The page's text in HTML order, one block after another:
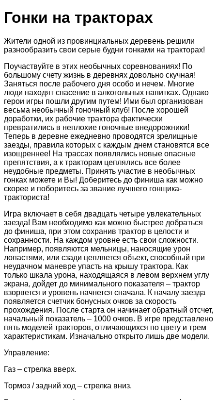
Гонки на тракторах
Жители одной из провинциальных деревень решили
разнообразить свои серые будни гонками на тракторах!
Поучаствуйте в этих необычных соревнованиях! По
большому счету жизнь в деревнях довольно скучная!
Заняться после рабочего дня особо и нечем. Многие
люди находят спасение в алкогольных напитках. Однако
герои игры пошли другим путем! Ими был организован
весьма необычный гоночный клуб! После хорошей
доработки, их рабочие трактора фактически
превратились в неплохие гоночные внедорожники!
Теперь в деревне ежедневно проводятся зрелищные
заезды, правила которых с каждым днем становятся все
изощреннее! На трассах появлялись новые опасные
препятствия, а к тракторам цеплялись все более
неудобные предметы. Принять участие в необычных
гонках можете и Вы! Доберитесь до финиша как можно
скорее и поборитесь за звание лучшего гонщика-
тракториста!
Игра включает в себя двадцать четыре увлекательных
заезда! Вам необходимо как можно быстрее добраться
до финиша, при этом сохранив трактор в целости и
сохранности. На каждом уровне есть свои сложности.
Например, появляются мельницы, наносящие урон
лопастями, или сзади цепляется объект, способный при
неудачном маневре упасть на крышу трактора. Как
только шкала урона, находящаяся в левом верхнем углу
экрана, дойдет до минимального показателя – трактор
взорвется и уровень начнется сначала. К началу заезда
появляется счетчик бонусных очков за скорость
прохождения. После старта он начинает обратный отсчет,
начальный показатель – 1000 очков. В игре представлено
пять моделей тракторов, отличающихся по цвету и трем
характеристикам. Изначально открыто лишь две модели.
Управление:
Газ – стрелка вверх.
Тормоз / задний ход – стрелка вниз.